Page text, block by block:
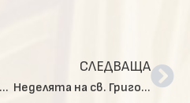
Архиерейска Преждеосвещена света литургия в столичния храм „Св. Наум Охридски“
СЛЕДВАЩА
Неделята на св. Григорий Палама в София